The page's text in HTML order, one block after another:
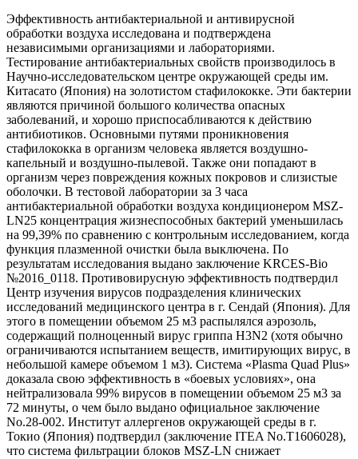
Эффективность антибактериальной и антивирусной
обработки воздуха исследована и подтверждена
независимыми организациями и лабораториями.
Тестирование антибактериальных свойств производилось в
Научно-исследовательском центре окружающей среды им.
Китасато (Япония) на золотистом стафилококке. Эти бактерии
являются причиной большого количества опасных
заболеваний, и хорошо приспосабливаются к действию
антибиотиков. Основными путями проникновения
стафилококка в организм человека является воздушно-
капельный и воздушно-пылевой. Также они попадают в
организм через повреждения кожных покровов и слизистые
оболочки. В тестовой лаборатории за 3 часа
антибактериальной обработки воздуха кондиционером MSZ-
LN25 концентрация жизнеспособных бактерий уменьшилась
на 99,39% по сравнению с контрольным исследованием, когда
функция плазменной очистки была выключена. По
результатам исследования выдано заключение KRCES-Bio
№2016_0118. Противовирусную эффективность подтвердил
Центр изучения вирусов подразделения клинических
исследований медицинского центра в г. Сендай (Япония). Для
этого в помещении объемом 25 м3 распылялся аэрозоль,
содержащий полноценный вирус гриппа H3N2 (хотя обычно
ограничиваются испытанием веществ, имитирующих вирус, в
небольшой камере объемом 1 м3). Система «Plasma Quad Plus»
доказала свою эффективность в «боевых условиях», она
нейтрализовала 99% вирусов в помещении объемом 25 м3 за
72 минуты, о чем было выдано официальное заключение
No.28-002. Институт аллергенов окружающей среды в г.
Токио (Япония) подтвердил (заключение ITEA No.T1606028),
что система фильтрации блоков MSZ-LN снижает